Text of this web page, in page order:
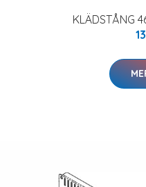
KLÄDSTÅNG